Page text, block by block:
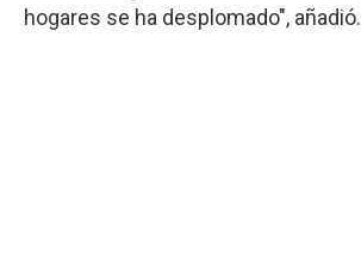
hogares se ha desplomado", añadió.